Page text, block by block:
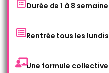
Durée de 1 à 8
Rentrée tous les lundis
Une formule collective